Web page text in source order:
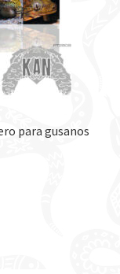
para gusanos